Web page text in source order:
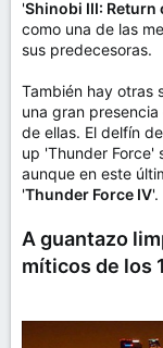
'Shinobi III: Return
como una de las
sus predecesoras.
También hay otras
una gran
de ellas. El delfín
up 'Thunder Force'
aunque en este
'Thunder Force IV'.
A guantazo
míticos de los